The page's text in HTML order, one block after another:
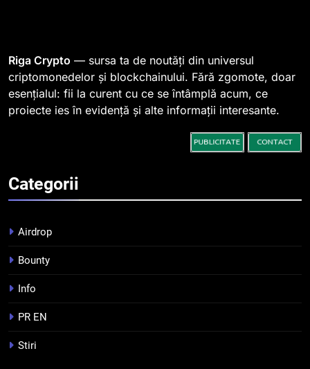
spre o depășire a pragului de
0,000005 dolari
STIRI
2
Regulamentul MiCA privind
serviciile crypto, obligatoriu de
la 1 iulie în România
3
Pariuri cu plata în crypto:
4
criptomonedelor în 2026
INFO
Riga Crypto — sursa ta de noutăți din universul
criptomonedelor și blockchainului. Fără zgomote, doar
esențialul: fii la curent cu ce se întâmplă acum, ce
proiecte ies în evidență și alte informații interesante.
Categorii
Airdrop
Bounty
Info
PR EN
Stiri